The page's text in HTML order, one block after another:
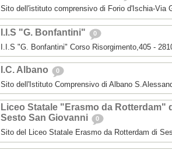
Sito dell'istituto comprensivo di Forio d'Ischia-Via
I.I.S "G. Bonfantini" 0
I.I.S "G. Bonfantini" Corso Risorgimento,405 -
I.C. Albano 0
Sito dell'Istituto Comprensivo di Albano
Liceo Statale "Erasmo da Rotterdam"
Sesto San Giovanni
0
Sito del Liceo Statale Erasmo da Rotterdam di